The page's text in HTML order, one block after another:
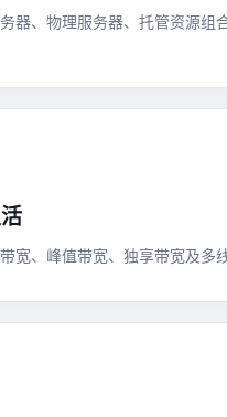
器、物理服务器、托管资源组
宽、峰值带宽、独享带宽及多